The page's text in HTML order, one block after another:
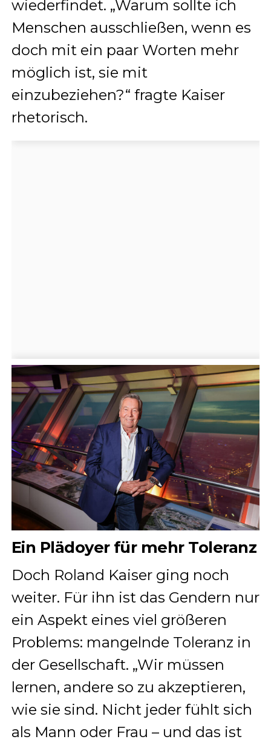
wiederfindet. „Warum sollte ich
Menschen ausschließen, wenn es
doch mit ein paar Worten mehr
möglich ist, sie mit
einzubeziehen?“ fragte Kaiser
rhetorisch.
Ein Plädoyer für mehr Toleranz
Doch Roland Kaiser ging noch
weiter. Für ihn ist das Gendern nur
ein Aspekt eines viel größeren
Problems: mangelnde Toleranz in
der Gesellschaft. „Wir müssen
lernen, andere so zu akzeptieren,
wie sie sind. Nicht jeder fühlt sich
als Mann oder Frau – und das ist